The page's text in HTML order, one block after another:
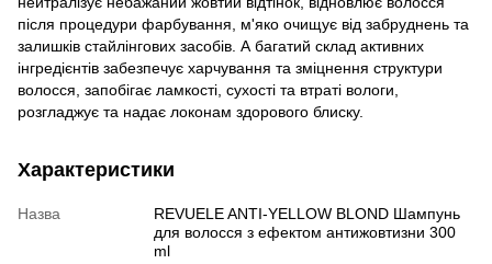
після процедури фарбування, м'яко очищує від забруднень та
залишків стайлінгових засобів. А багатий склад активних
інгредієнтів забезпечує харчування та зміцнення структури
волосся, запобігає ламкості, сухості та втраті вологи,
розгладжує та надає локонам здорового блиску.
Характеристики
Назва
REVUELE ANTI-YELLOW BLOND Шампунь
для волосся з ефектом антижовтизни 300
ml